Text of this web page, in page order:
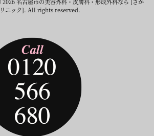
名古屋市の美容外科・皮膚科・形成外科なら [さか
ニック]. All rights reserved.